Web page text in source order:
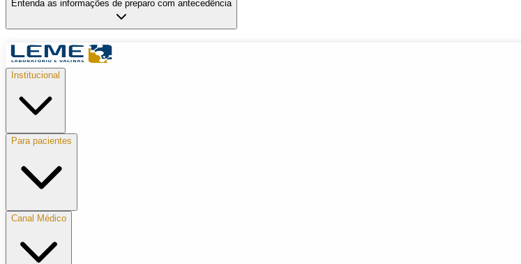
Entenda as informações de preparo com antecedência
Institucional
Para pacientes
Canal Médico